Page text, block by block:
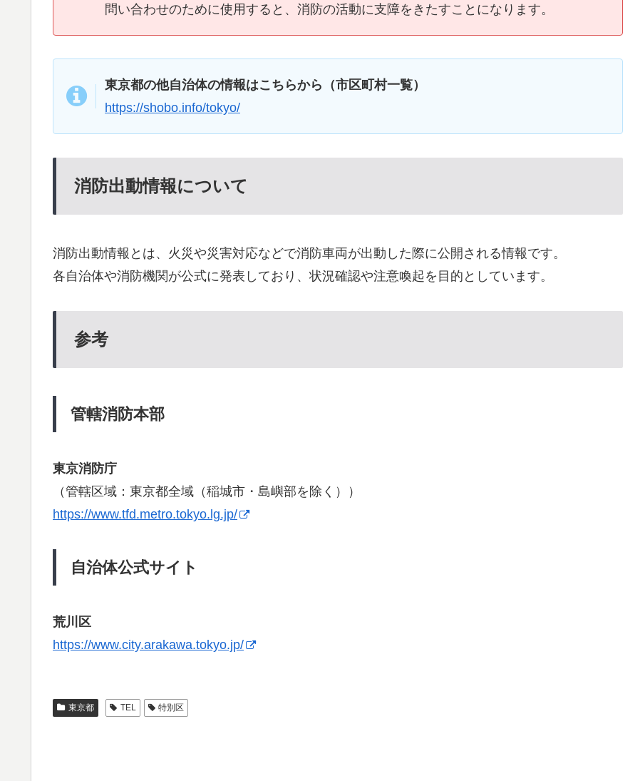
問い合わせのために使用すると、消防の活動に支障をきたすことになります。
東京都の他自治体の情報はこちらから（市区町村一覧）
https://shobo.info/tokyo/
消防出動情報について
消防出動情報とは、火災や災害対応などで消防車両が出動した際に公開される情報です。
各自治体や消防機関が公式に発表しており、状況確認や注意喚起を目的としています。
参考
管轄消防本部
東京消防庁
（管轄区域：東京都全域（稲城市・島嶼部を除く））
https://www.tfd.metro.tokyo.lg.jp/
自治体公式サイト
荒川区
https://www.city.arakawa.tokyo.jp/
東京都 TEL 特別区